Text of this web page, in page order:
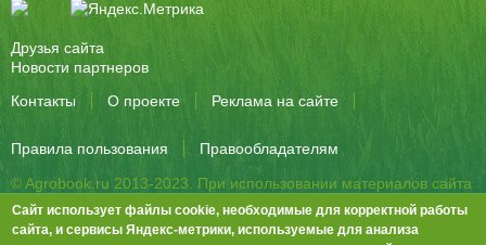
Друзья сайта
Новости партнеров
Контакты
О проекте Реклама на сайте
Правила пользования
Правообладателям
© Agrobook.ru 2013-2023. При использовании материалов сайта
активная ссылка на публикацию обязательна.
344000, Ростов-на-Дону, ул. Города Волос, д.6, 8 этаж, офис 803
Сайт использует файлы cookie, необходимые для корректной работы
сайта, и сервисы Яндекс-метрики, используемые для анализа